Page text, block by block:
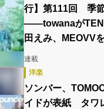
行】第111回 季
――towanaが
田えみ、MEOVV
連載
洋楽
ソンバー、
イドが表紙 タワ